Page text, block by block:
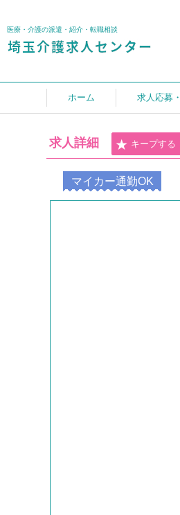
医療・介護の派遣・紹介・転職相談
ホーム 求人応募
求人詳細 キープする
マイカー通勤OK